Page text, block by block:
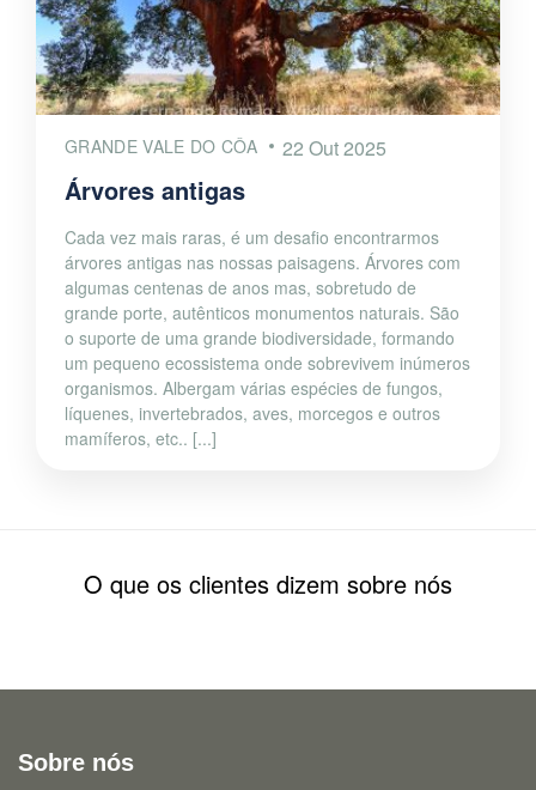
GRANDE VALE DO CÔA 22 Out 2025
Árvores antigas
Cada vez mais raras, é um desafio encontrarmos
árvores antigas nas nossas paisagens. Árvores com
algumas centenas de anos mas, sobretudo de
grande porte, autênticos monumentos naturais. São
o suporte de uma grande biodiversidade, formando
um pequeno ecossistema onde sobrevivem inúmeros
organismos. Albergam várias espécies de fungos,
líquenes, invertebrados, aves, morcegos e outros
mamíferos, etc.. [...]
O que os clientes dizem sobre nós
Sobre nós